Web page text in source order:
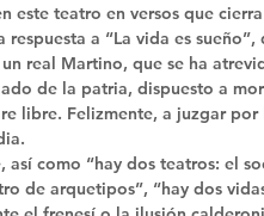
este teatro en versos que
a “La vida es
real Martino, que se ha
de la patria, dispuesto a
libre. Felizmente, a juzgar
como “hay dos teatros: el
de arquetipos”, “hay dos